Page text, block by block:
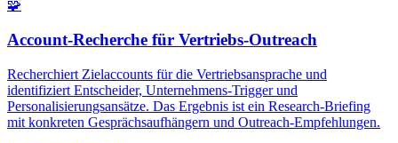
🧩
Account-Recherche für Vertriebs-Outreach
Recherchiert Zielaccounts für die Vertriebsansprache und
identifiziert Entscheider, Unternehmens-Trigger und
Personalisierungsansätze. Das Ergebnis ist ein Research-Briefing
mit konkreten Gesprächsaufhängern und Outreach-Empfehlungen.